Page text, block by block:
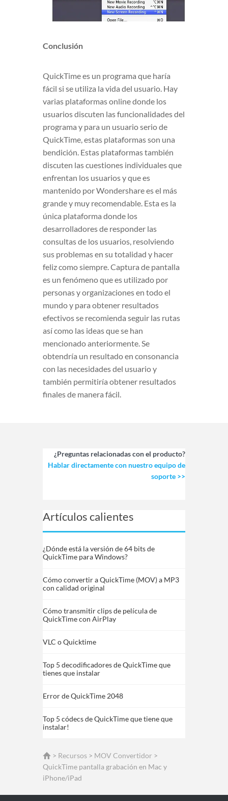
Conclusión
QuickTime es un programa que haría
fácil si se utiliza la vida del usuario. Hay
varias plataformas online donde los
usuarios discuten las funcionalidades del
programa y para un usuario serio de
QuickTime, estas plataformas son una
bendición. Estas plataformas también
discuten las cuestiones individuales que
enfrentan los usuarios y que es
mantenido por Wondershare es el más
grande y muy recomendable. Esta es la
única plataforma donde los
desarrolladores de responder las
consultas de los usuarios, resolviendo
sus problemas en su totalidad y hacer
feliz como siempre. Captura de pantalla
es un fenómeno que es utilizado por
personas y organizaciones en todo el
mundo y para obtener resultados
efectivos se recomienda seguir las rutas
así como las ideas que se han
mencionado anteriormente. Se
obtendría un resultado en consonancia
con las necesidades del usuario y
también permitiría obtener resultados
finales de manera fácil.
¿Preguntas relacionadas con el producto?
Hablar directamente con nuestro equipo de
soporte >>
Artículos calientes
¿Dónde está la versión de 64 bits de
QuickTime para Windows?
Cómo convertir a QuickTime (MOV) a MP3
con calidad original
Cómo transmitir clips de película de
QuickTime con AirPlay
VLC o Quicktime
Top 5 decodificadores de QuickTime que
tienes que instalar
Error de QuickTime 2048
Top 5 códecs de QuickTime que tiene que
instalar!
> Recursos > MOV Convertidor >
QuickTime pantalla grabación en Mac y
iPhone/iPad